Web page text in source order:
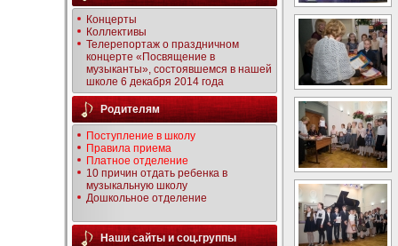
Концерты
Коллективы
Телерепортаж о праздничном
концерте «Посвящение в
музыканты», состоявшемся в нашей
школе 6 декабря 2014 года
Родителям
Поступление в школу
Правила приема
Платное отделение
10 причин отдать ребенка в
музыкальную школу
Дошкольное отделение
Наши сайты и соц.группы